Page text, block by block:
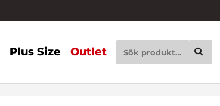
Plus Size Outlet